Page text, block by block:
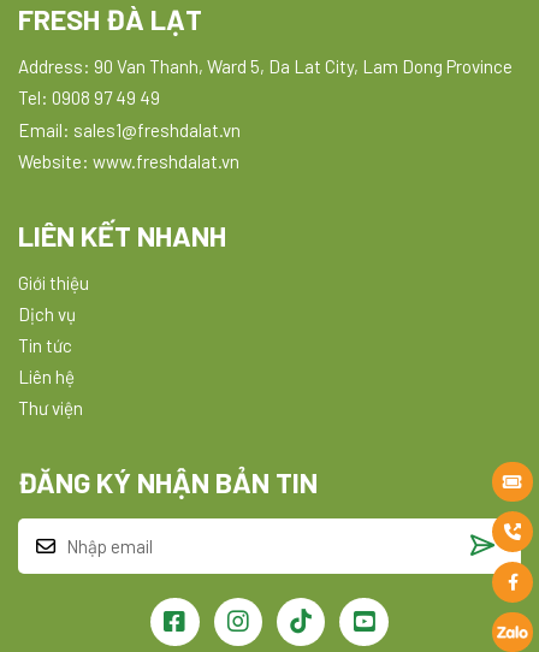
FRESH ĐÀ LẠT
Address: 90 Van Thanh, Ward 5, Da Lat City, Lam Dong Province
Tel: 0908 97 49 49
Email: sales1@freshdalat.vn
Website: www.freshdalat.vn
LIÊN KẾT NHANH
Giới thiệu
Dịch vụ
Tin tức
Liên hệ
Thư viện
ĐĂNG KÝ NHẬN BẢN TIN